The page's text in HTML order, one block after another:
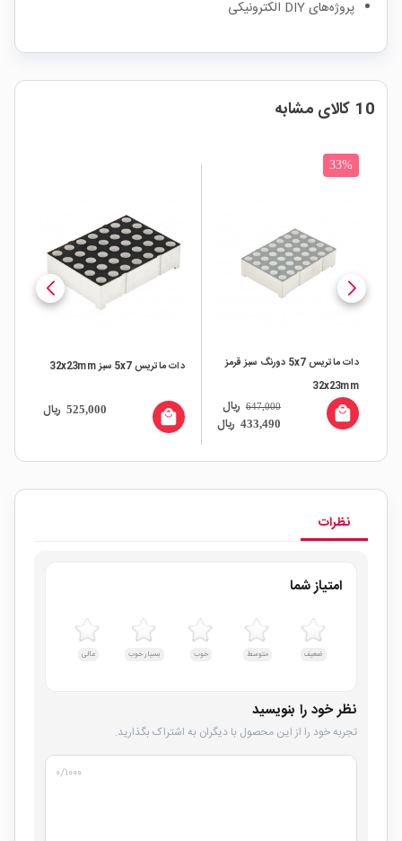
پروژه‌های DIY الکترونیکی
10 کالای مشابه
33%
دات ماتریس 5x7 دورنگ سبز قرمز
32x23mm
433,490 ریال
647,000 ریال local_mall
دات ماتریس 5x7 سبز 32x23mm
525,000 ریال local_mall
نظرات
امتیاز شما
ضعیف متوسط خوب بسیار خوب عالی
نظر خود را بنویسید
تجربه خود را از این محصول با دیگران به اشتراک بگذارید.
۰/۱۰۰۰